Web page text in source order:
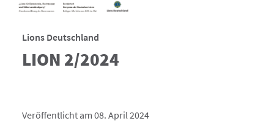
Lions Deutschland
LION 2/2024
Veröffentlicht am 08. April 2024